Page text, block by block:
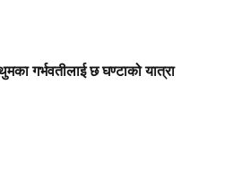
गर्भवतीलाई छ घण्टाको यात्रा